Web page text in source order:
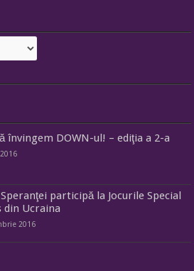
învingem DOWN-ul! – ediţia a 2-a
participă la Jocurile Special
din Ucraina
2016